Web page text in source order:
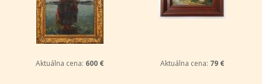
Aktuálna cena: 600 € Aktuálna cena: 79 €